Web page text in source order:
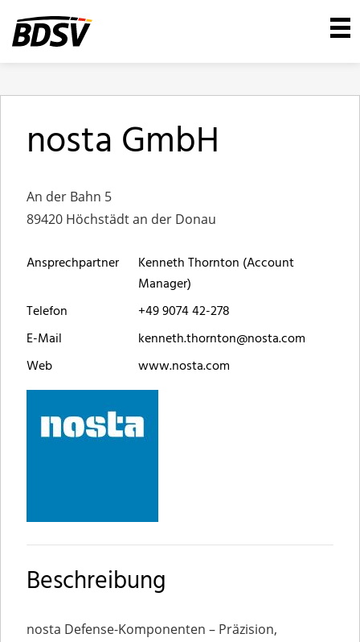
nosta GmbH
An der Bahn 5
89420 Höchstädt an der Donau
Ansprechpartner
Kenneth Thornton (Account
Manager)
Telefon
+49 9074 42-278
E-Mail
kenneth.thornton@nosta.com
Web
www.nosta.com
Beschreibung
nosta Defense-Komponenten – Präzision,